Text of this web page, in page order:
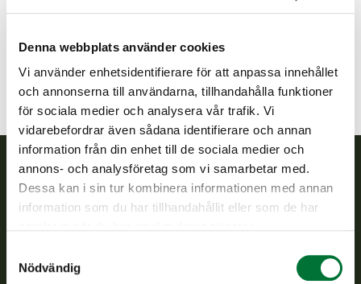
Denna webbplats använder cookies
Vi använder enhetsidentifierare för att anpassa innehållet
och annonserna till användarna, tillhandahålla funktioner
för sociala medier och analysera vår trafik. Vi
vidarebefordrar även sådana identifierare och annan
information från din enhet till de sociala medier och
annons- och analysföretag som vi samarbetar med.
Dessa kan i sin tur kombinera informationen med annan
information som du har tillhandahållit eller som de har
Nödvändig
050 5012786
Finlands viltcentral
verkställs och svarar för de offentliga förvaltningsuppgifter